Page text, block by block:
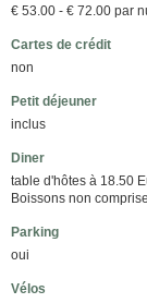
€ 53.00 - € 72.00 par
Cartes de crédit
non
Petit déjeuner
inclus
Diner
table d'hôtes à 18.50
Boissons non
Parking
oui
Vélos